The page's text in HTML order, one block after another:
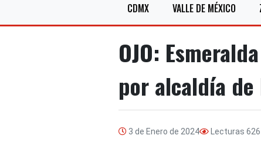
CDMX VALLE DE MÉXICO
OJO:
por alcaldía de
3 de Enero de 2024 Lecturas 626